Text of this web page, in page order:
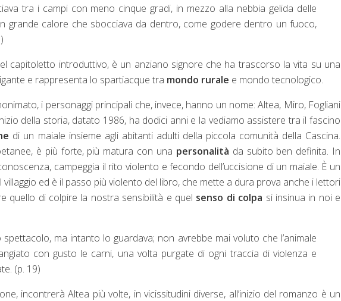
tra i campi con meno cinque gradi, in mezzo alla nebbia gelida delle
grande calore che sbocciava da dentro, come godere dentro un fuoco,
capitoletto introduttivo, è un anziano signore che ha trascorso la vita su una
e rappresenta lo spartiacque tra mondo rurale e mondo tecnologico.
i personaggi principali che, invece, hanno un nome: Altea, Miro, Fogliani
della storia, datato 1986, ha dodici anni e la vediamo assistere tra il fascino
di un maiale insieme agli abitanti adulti della piccola comunità della Cascina.
è più forte, più matura con una personalità da subito ben definita. In
campeggia il rito violento e fecondo dell’uccisione di un maiale. È un
ed è il passo più violento del libro, che mette a dura prova anche i lettori
quello di colpire la nostra sensibilità e quel senso di colpa si insinua in noi e
ma intanto lo guardava; non avrebbe mai voluto che l’animale
con gusto le carni, una volta purgate di ogni traccia di violenza e
(p. 19)
incontrerà Altea più volte, in vicissitudini diverse, all’inizio del romanzo è un